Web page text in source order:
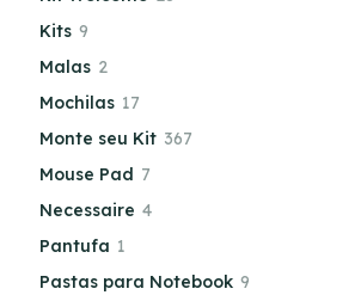
Kits 9
Malas 2
Mochilas 17
Monte seu Kit 367
Mouse Pad 7
Necessaire 4
Pantufa 1
Pastas para Notebook 9